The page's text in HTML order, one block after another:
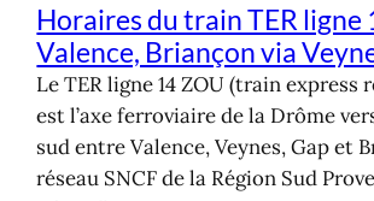
Horaires du train TER ligne
Valence, Briançon via
Le TER ligne 14 ZOU (train express
est l’axe ferroviaire de la Drôme
sud entre Valence, Veynes, Gap et
réseau SNCF de la Région Sud